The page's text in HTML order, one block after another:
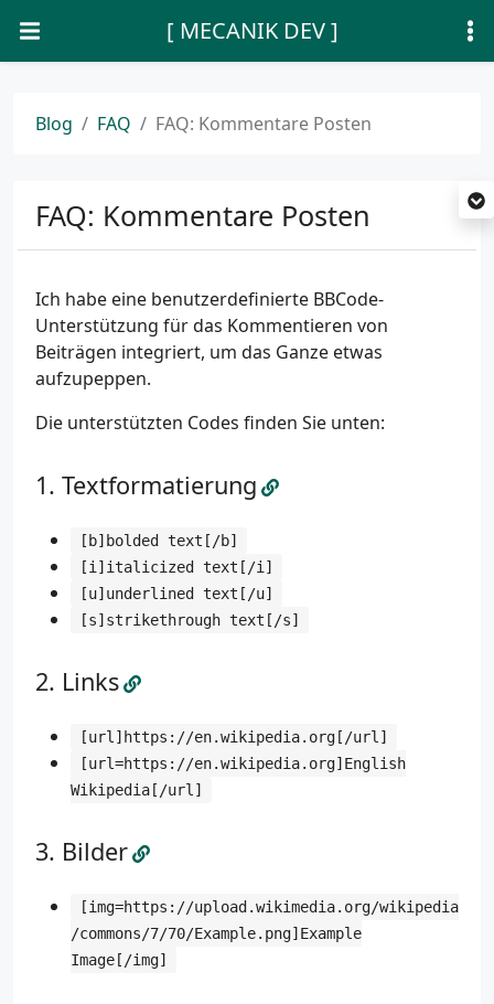
[ MECANIK DEV ]
Blog FAQ FAQ: Kommentare Posten
FAQ: Kommentare Posten
Ich habe eine benutzerdefinierte BBCode-
Unterstützung für das Kommentieren von
Beiträgen integriert, um das Ganze etwas
aufzupeppen.
Die unterstützten Codes finden Sie unten:
Textformatierung
[b]bolded text[/b]
[i]italicized text[/i]
[u]underlined text[/u]
[s]strikethrough text[/s]
Links
[url]https://en.wikipedia.org[/url]
[url=https://en.wikipedia.org]English
Wikipedia[/url]
Bilder
[img=https://upload.wikimedia.org/wikipedia
/commons/7/70/Example.png]Example
Image[/img]